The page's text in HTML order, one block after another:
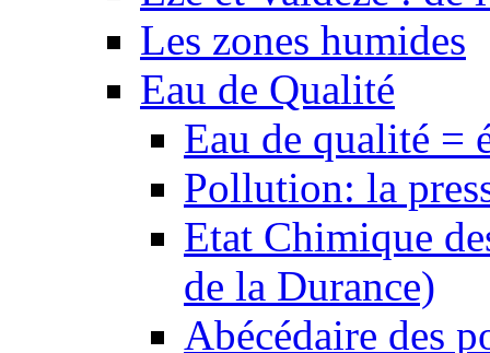
Les zones humides
Eau de Qualité
Eau de qualité =
Pollution: la
Etat Chimique
de la Durance)
Abécédaire des